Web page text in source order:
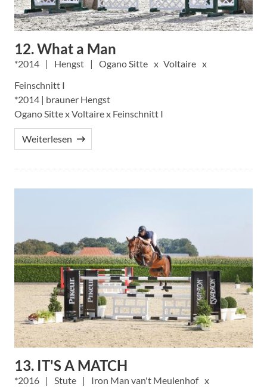
12. What a Man
2014 Hengst Ogano Sitte
Voltaire
Feinschnitt I
*2014 | brauner Hengst
Ogano Sitte x Voltaire x Feinschnitt I
Weiterlesen
13. IT'S A MATCH
2016 Stute
Iron Man van't Meulenhof